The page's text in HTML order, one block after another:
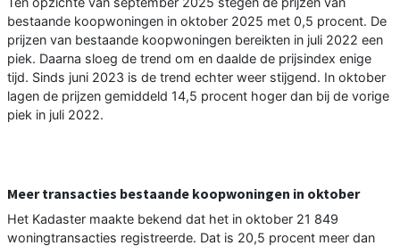
bestaande koopwoningen in oktober 2025 met 0,5 procent. De
prijzen van bestaande koopwoningen bereikten in juli 2022 een
piek. Daarna sloeg de trend om en daalde de prijsindex enige
tijd. Sinds juni 2023 is de trend echter weer stijgend. In oktober
lagen de prijzen gemiddeld 14,5 procent hoger dan bij de vorige
piek in juli 2022.
Meer transacties bestaande koopwoningen in oktober
Het Kadaster maakte bekend dat het in oktober 21 849
woningtransacties registreerde. Dat is 20,5 procent meer dan